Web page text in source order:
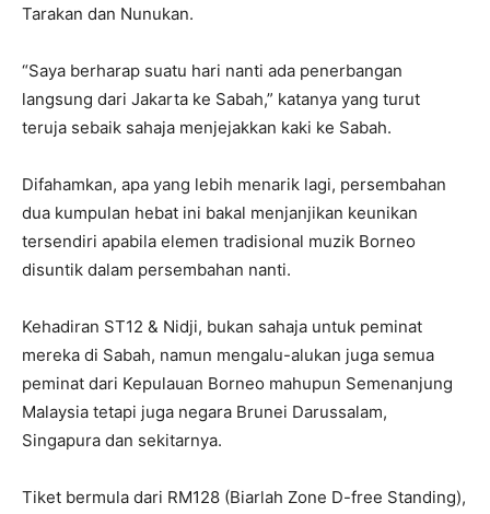
Tarakan dan Nunukan.
“Saya berharap suatu hari nanti ada penerbangan
langsung dari Jakarta ke Sabah,” katanya yang turut
teruja sebaik sahaja menjejakkan kaki ke Sabah.
Difahamkan, apa yang lebih menarik lagi, persembahan
dua kumpulan hebat ini bakal menjanjikan keunikan
tersendiri apabila elemen tradisional muzik Borneo
disuntik dalam persembahan nanti.
Kehadiran ST12 & Nidji, bukan sahaja untuk peminat
mereka di Sabah, namun mengalu-alukan juga semua
peminat dari Kepulauan Borneo mahupun Semenanjung
Malaysia tetapi juga negara Brunei Darussalam,
Singapura dan sekitarnya.
Tiket bermula dari RM128 (Biarlah Zone D-free Standing),